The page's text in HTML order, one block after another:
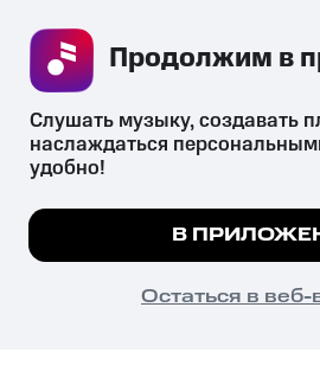
СКАЧАТЬ
психотропных веществ, их аналогов
их незаконный оборот запрещён и
законодательством ответственность.
© 2026 ООО «КИОН».
Все права защищены
Мы используем куки, чтобы на
Подробнее
ПОНЯТНО
Слушать музыку, создавать
наслаждаться
удобно!
В
Остаться в веб-